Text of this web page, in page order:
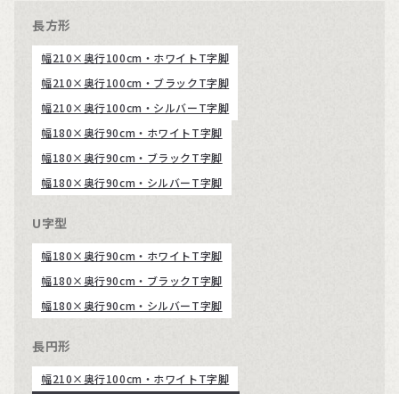
長方形
幅210×奥行100cm・ホワイトT字脚
幅210×奥行100cm・ブラックT字脚
幅210×奥行100cm・シルバーT字脚
幅180×奥行90cm・ホワイトT字脚
幅180×奥行90cm・ブラックT字脚
幅180×奥行90cm・シルバーT字脚
U字型
幅180×奥行90cm・ホワイトT字脚
幅180×奥行90cm・ブラックT字脚
幅180×奥行90cm・シルバーT字脚
長円形
幅210×奥行100cm・ホワイトT字脚